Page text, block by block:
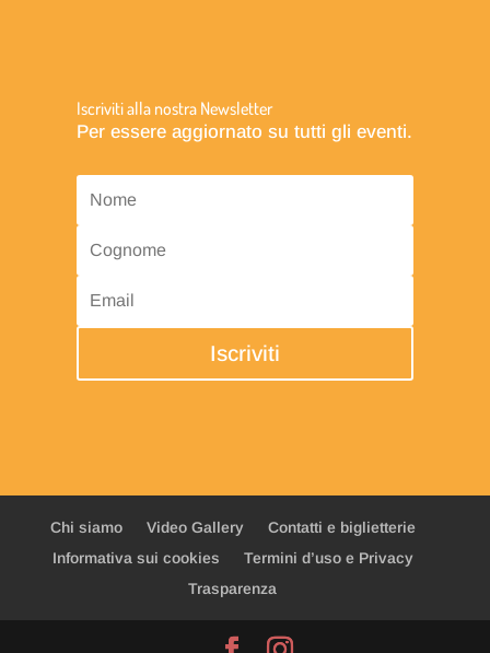
Iscriviti alla nostra Newsletter
Per essere aggiornato su tutti gli eventi.
Iscriviti
Chi siamo Video Gallery
Contatti e biglietterie
Informativa sui cookies
Termini d’uso e Privacy
Trasparenza